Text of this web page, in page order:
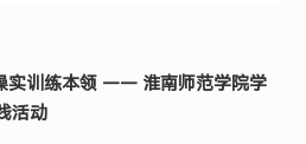
实训练本领 —— 淮南师范学院学
活动